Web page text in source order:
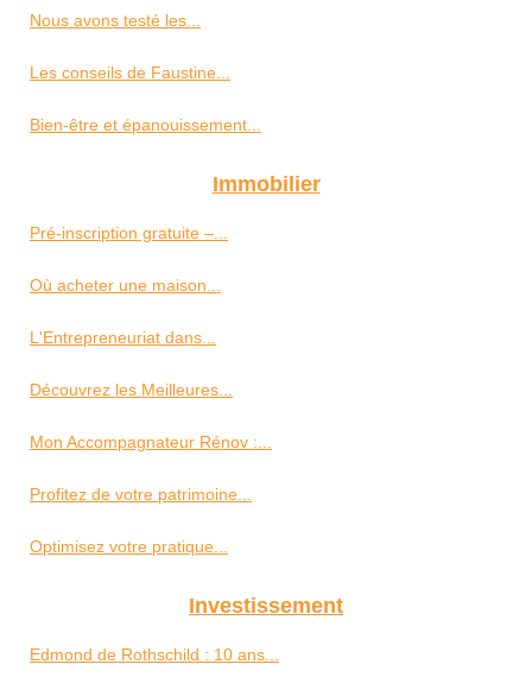
Nous avons testé les...
Les conseils de Faustine...
Bien-être et épanouissement...
Immobilier
Pré-inscription gratuite –...
Où acheter une maison...
L'Entrepreneuriat dans...
Découvrez les Meilleures...
Mon Accompagnateur Rénov :...
Profitez de votre patrimoine...
Optimisez votre pratique...
Investissement
Edmond de Rothschild : 10 ans...